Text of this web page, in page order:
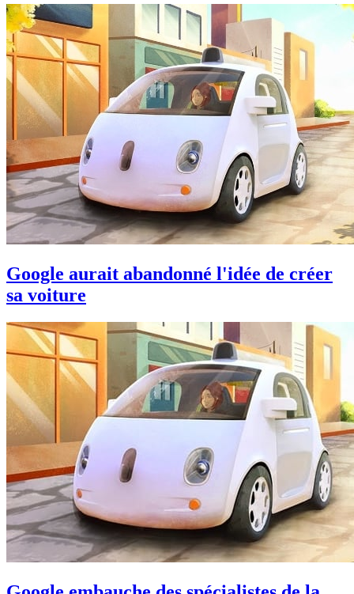
Google aurait abandonné l'idée de créer
sa voiture